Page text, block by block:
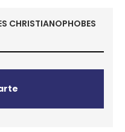
CHRISTIANOPHOBES